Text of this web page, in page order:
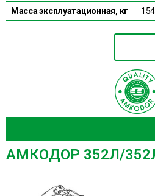
Масса эксплуатационная, кг
АМКОДОР 352Л/